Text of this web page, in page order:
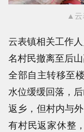
▲云
云表镇相关工作
名村民撤离至后
全部自主转移至
水位缓缓回落，
返乡，但村内与
有村民返家休整